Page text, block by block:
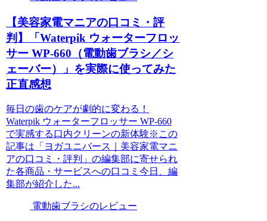
【美容家電マニアの口コミ・評
判】「Waterpik ウォーターフロッ
サー WP-660（電動歯ブラシ／シ
ェーバー）」を実際に使ってみた
正直感想
毎日の歯のケアが劇的に変わる！
Waterpik ウォーターフロッサー WP-660
で実感する口内クリーンの新体験※この
記事は「ヨガユニバース｜美容家電マニ
アの口コミ・評判」の編集部に寄せられ
た各商品・サービスへの口コミ今日、編
集部が紹介した...
電動歯ブラシのレビュー